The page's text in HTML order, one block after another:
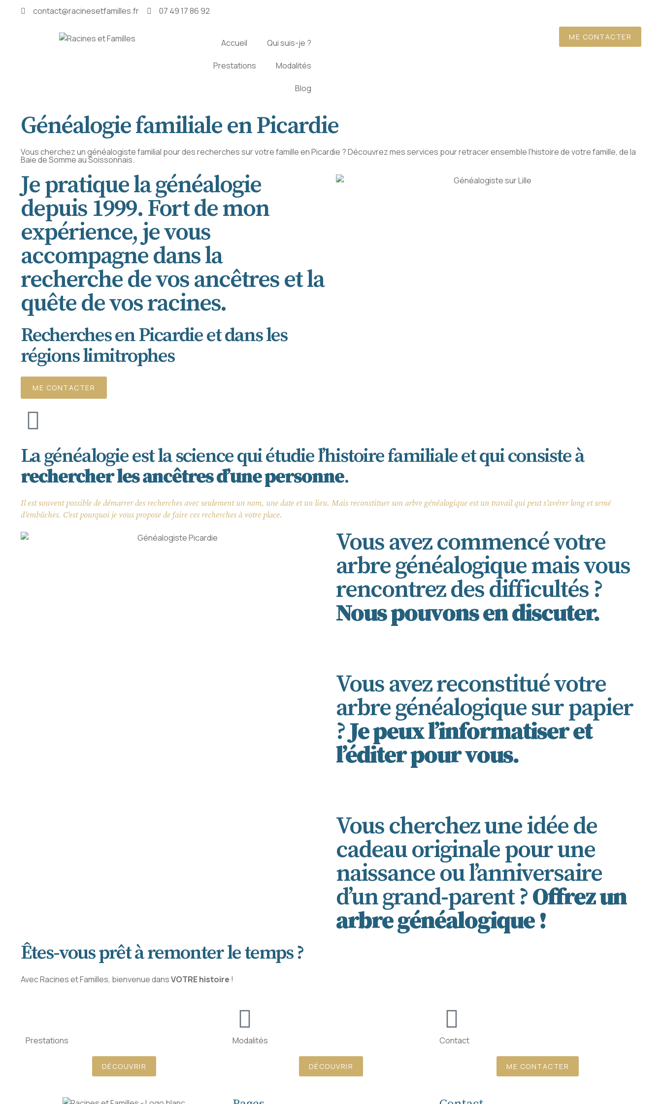
contact@racinesetfamilles.fr 07 49 17 86 92
Accueil Qui suis-je ?
Prestations Modalités
Blog
ME CONTACTER
Généalogie familiale en Picardie
Vous cherchez un généalogiste familial pour des recherches sur votre famille en Picardie ? Découvrez mes services pour retracer ensemble l'histoire de votre famille, de la
Baie de Somme au Soissonnais.
Je pratique la généalogie
depuis 1999. Fort de mon
expérience, je vous
accompagne dans la
recherche de vos ancêtres et la
quête de vos racines.
Recherches en Picardie et dans les
régions limitrophes
ME CONTACTER
La généalogie est la science qui étudie l’histoire familiale et qui consiste à
rechercher les ancêtres d’une personne.
Il est souvent possible de démarrer des recherches avec seulement un nom, une date et un lieu. Mais reconstituer son arbre généalogique est un travail qui peut s’avérer long et semé
d’embûches. C’est pourquoi je vous propose de faire ces recherches à votre place.
Vous avez commencé votre
arbre généalogique mais vous
rencontrez des difficultés ?
Nous pouvons en discuter.
Vous avez reconstitué votre
arbre généalogique sur papier
?Je peux l’informatiser et
l’éditer pour vous.
Vous cherchez une idée de
cadeau originale pour une
naissance ou l’anniversaire
d’un grand-parent ?Offrez un
arbre généalogique !
Êtes-vous prêt à remonter le temps ?
Avec Racines et Familles, bienvenue dansVOTRE histoire !
Prestations
DÉCOUVRIR
Modalités
DÉCOUVRIR
Contact
ME CONTACTER